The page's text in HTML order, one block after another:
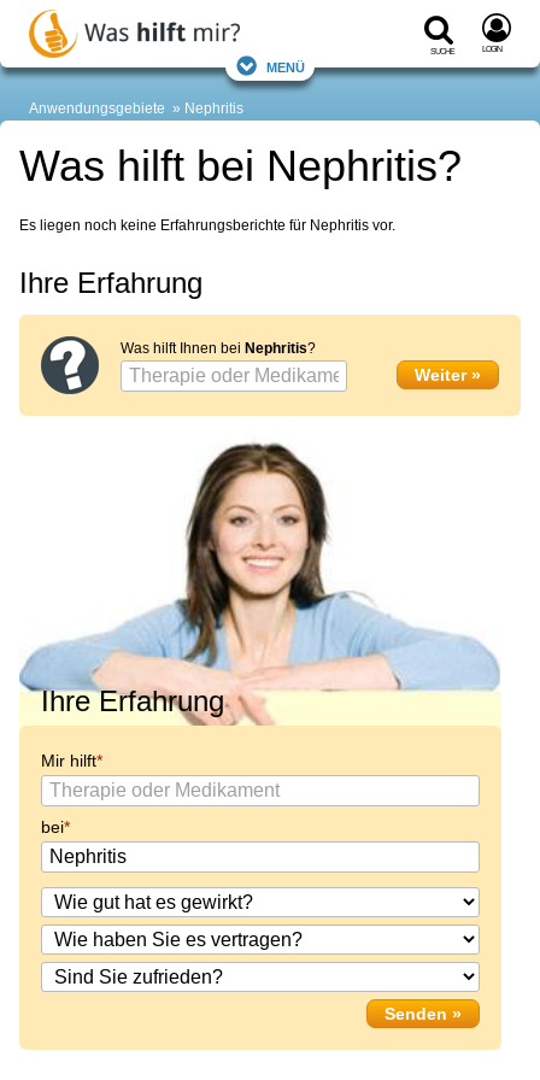
Suche Login
Menü
Anwendungsgebiete Nephritis
Was hilft bei Nephritis?
Es liegen noch keine Erfahrungsberichte für Nephritis vor.
Ihre Erfahrung
Was hilft Ihnen bei Nephritis?
Ihre Erfahrung
Mir hilft
bei